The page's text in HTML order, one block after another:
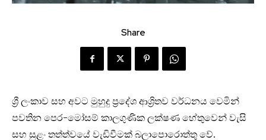
Share
ශ්‍රී ලංකාව සහ අවට මුහුදු ප්‍රදේශ ආශ්‍රිතව වර්ධනය වෙමින්
පවතින පෙර-මෝසම් කාලගුණික ලක්ෂණ හේතුවෙන් වැසි
සහ සුළං තත්ත්වයේ වැඩිවීමක් බලාපොරොත්තු වේ.